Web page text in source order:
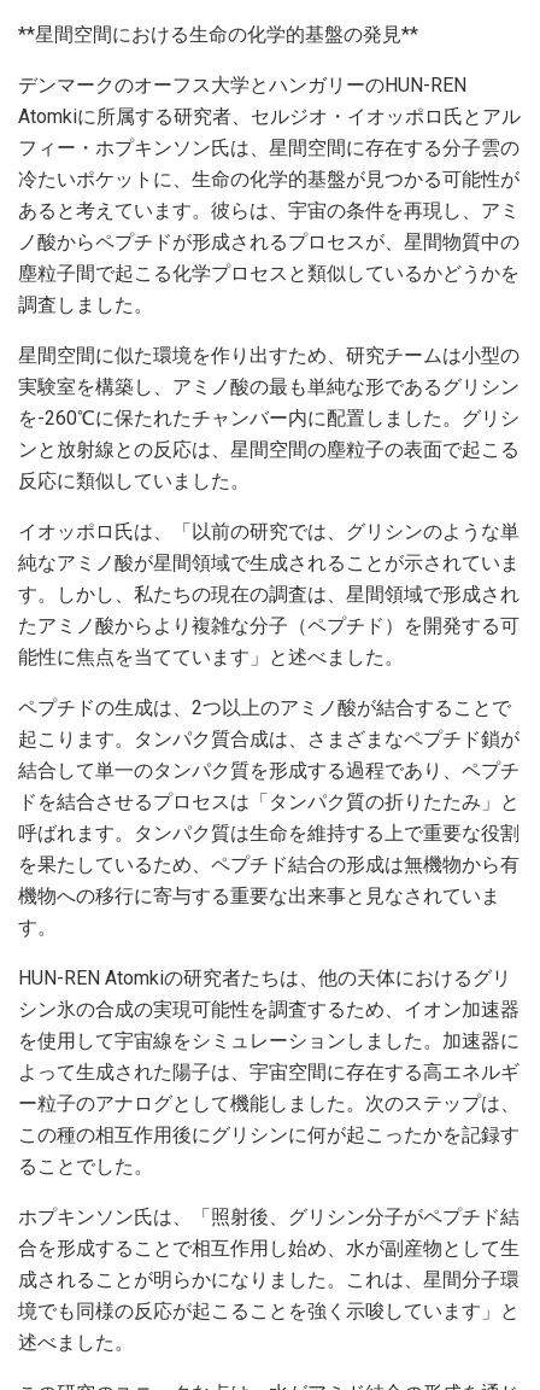
**星間空間における生命の化学的基盤の発見**
デンマークのオーフス大学とハンガリーのHUN-REN
Atomkiに所属する研究者、セルジオ・イオッポロ氏とアル
フィー・ホプキンソン氏は、星間空間に存在する分子雲の
冷たいポケットに、生命の化学的基盤が見つかる可能性が
あると考えています。彼らは、宇宙の条件を再現し、アミ
ノ酸からペプチドが形成されるプロセスが、星間物質中の
塵粒子間で起こる化学プロセスと類似しているかどうかを
調査しました。
星間空間に似た環境を作り出すため、研究チームは小型の
実験室を構築し、アミノ酸の最も単純な形であるグリシン
を-260℃に保たれたチャンバー内に配置しました。グリシ
ンと放射線との反応は、星間空間の塵粒子の表面で起こる
反応に類似していました。
イオッポロ氏は、「以前の研究では、グリシンのような単
純なアミノ酸が星間領域で生成されることが示されていま
す。しかし、私たちの現在の調査は、星間領域で形成され
たアミノ酸からより複雑な分子（ペプチド）を開発する可
能性に焦点を当てています」と述べました。
ペプチドの生成は、2つ以上のアミノ酸が結合することで
起こります。タンパク質合成は、さまざまなペプチド鎖が
結合して単一のタンパク質を形成する過程であり、ペプチ
ドを結合させるプロセスは「タンパク質の折りたたみ」と
呼ばれます。タンパク質は生命を維持する上で重要な役割
を果たしているため、ペプチド結合の形成は無機物から有
機物への移行に寄与する重要な出来事と見なされていま
す。
HUN-REN Atomkiの研究者たちは、他の天体におけるグリ
シン氷の合成の実現可能性を調査するため、イオン加速器
を使用して宇宙線をシミュレーションしました。加速器に
よって生成された陽子は、宇宙空間に存在する高エネルギ
ー粒子のアナログとして機能しました。次のステップは、
この種の相互作用後にグリシンに何が起こったかを記録す
ることでした。
ホプキンソン氏は、「照射後、グリシン分子がペプチド結
合を形成することで相互作用し始め、水が副産物として生
成されることが明らかになりました。これは、星間分子環
境でも同様の反応が起こることを強く示唆しています」と
述べました。